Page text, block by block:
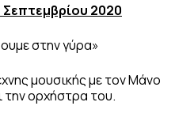
2020
στην γύρα»
μουσικής με τον Μάνο
ορχήστρα του.